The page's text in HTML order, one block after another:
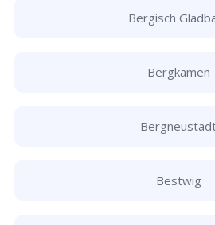
Bergisch
Bergkamen
Bestwig